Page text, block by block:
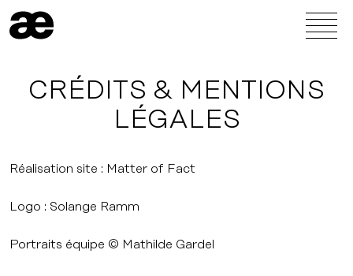
CRÉDITS & MENTIONS
LÉGALES
Réalisation site : Matter of Fact
Logo : Solange Ramm
Portraits équipe © Mathilde Gardel